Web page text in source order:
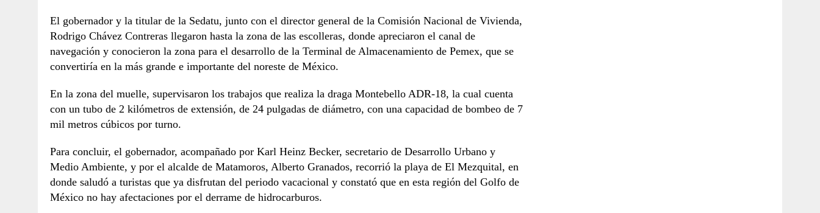
El gobernador y la titular de la Sedatu, junto con el director general de la Comisión Nacional de Vivienda,
Rodrigo Chávez Contreras llegaron hasta la zona de las escolleras, donde apreciaron el canal de
navegación y conocieron la zona para el desarrollo de la Terminal de Almacenamiento de Pemex, que se
convertiría en la más grande e importante del noreste de México.
En la zona del muelle, supervisaron los trabajos que realiza la draga Montebello ADR-18, la cual cuenta
con un tubo de 2 kilómetros de extensión, de 24 pulgadas de diámetro, con una capacidad de bombeo de 7
mil metros cúbicos por turno.
Para concluir, el gobernador, acompañado por Karl Heinz Becker, secretario de Desarrollo Urbano y
Medio Ambiente, y por el alcalde de Matamoros, Alberto Granados, recorrió la playa de El Mezquital, en
donde saludó a turistas que ya disfrutan del periodo vacacional y constató que en esta región del Golfo de
México no hay afectaciones por el derrame de hidrocarburos.